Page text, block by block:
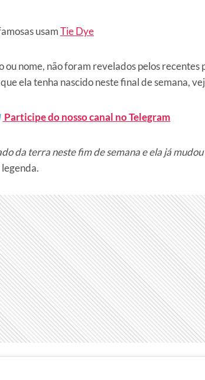
usamTie Dye
nome, não foram revelados pelos recentes
ela tenha nascido neste final de semana,
Participe do nosso canal no Telegram
da terra neste fim de semana e ela já mudou